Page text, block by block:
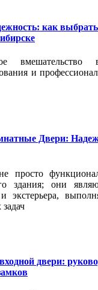
как
и
Двери:
просто
здания; они
и экстерьера,
двери: